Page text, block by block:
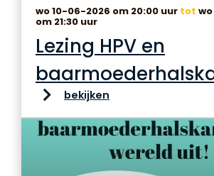
wo 10-06-2026 om 20:00 uur tot
om 21:30 uur
Lezing HPV en
bekijken